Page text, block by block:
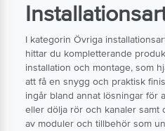
I kategorin Övriga
hittar du kompletterande
installation och montage, som
att få en snygg och praktisk
ingår bland annat lösningar för
eller dölja rör och kanaler samt
av moduler och tillbehör som